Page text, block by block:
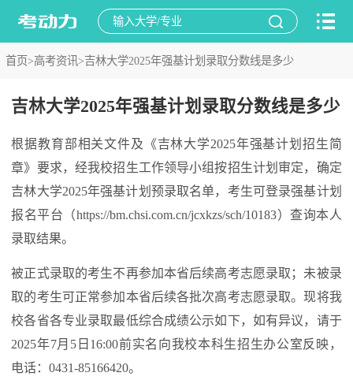
首页>高考资讯>吉林大学2025年强基计划录取分数线是多少
吉林大学2025年强基计划录取分数线是多少
根据教育部相关文件及《吉林大学2025年强基计划招生简
章》要求，经我校招生工作领导小组按招生计划审定，确定
吉林大学2025年强基计划预录取名单，考生可登录强基计划
报名平台（https://bm.chsi.com.cn/jcxkzs/sch/10183）查询本人
录取结果。
被正式录取的考生不再参加本省后续高考志愿录取；未被录
取的考生可正常参加本省后续各批次高考志愿录取。现将我
校各省各专业录取最低综合成绩公示如下，如有异议，请于
2025年7月5日16:00前实名向我校本科生招生办公室反映，
电话：0431-85166420。